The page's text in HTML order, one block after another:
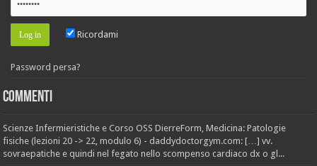
Ricordami
Password persa?
Commenti
Scienze Infermieristiche e Corso OSS DierreForm, Medicina: Patologie
fisiche (lezioni 20 -> 22, modulo 6) - daddydoctorgym.com: […] vv.
sovraepatiche e quindi nel fegato nello scompenso cardiaco dx o gl...